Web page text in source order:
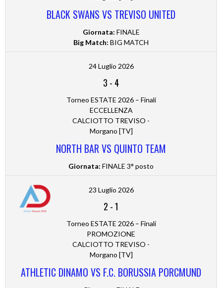
BLACK SWANS VS TREVISO UNITED
Giornata: FINALE
Big Match: BIG MATCH
24 Luglio 2026
3 - 4
Torneo ESTATE 2026 – Finali
ECCELLENZA
CALCIOTTO TREVISO -
Morgano [TV]
NORTH BAR VS QUINTO TEAM
Giornata: FINALE 3° posto
23 Luglio 2026
2 -1
Torneo ESTATE 2026 – Finali
PROMOZIONE
CALCIOTTO TREVISO -
Morgano [TV]
ATHLETIC DINAMO VS F.C. BORUSSIA PORCMUND